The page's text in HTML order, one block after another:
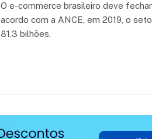
O e-commerce brasileiro deve
acordo com a ANCE, em 2019, o
81,3 bilhões.